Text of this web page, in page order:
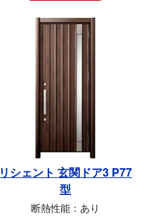
リシェント 玄関ドア3 P77
型
断熱性能：あり